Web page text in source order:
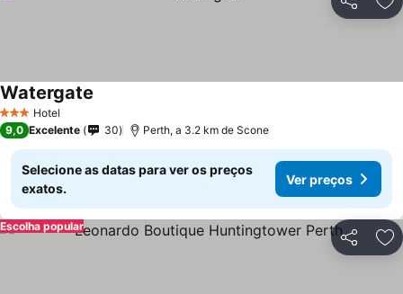
Partilhar
3 EstrelasHotel
Watergate
9,0 Excelente 30 Perth, a 3.2 km de Scone
Selecione as datas para ver os preços
exatos.
Ver preços
Partilhar
Escolha popular